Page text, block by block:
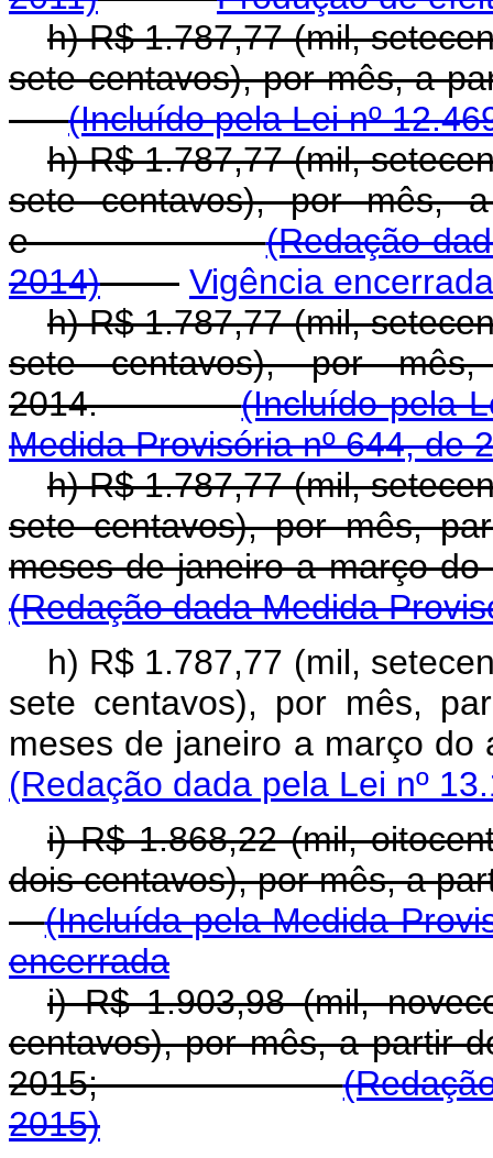
h) R$ 1.787,77 (mil,
sete centavos), por mês,
(Incluído pela Lei nº
h) R$ 1.787,77 (mil,
sete centavos), por mês,
e(Redação
2014)
Vigência encerrada
h) R$ 1.787,77 (mil,
sete centavos), por
2014.(Incluído pela
Medida Provisória nº 644, de
h) R$ 1.787,77 (mil,
sete centavos), por mês,
meses de janeiro a
(Redação dada Medida
h) R$ 1.787,77 (mil,
sete centavos), por mês,
meses de janeiro a
(Redação dada pela Lei nº
i) R$ 1.868,22 (mil,
dois centavos), por mês, a
(Incluída pela Medida
encerrada
i) R$ 1.903,98 (mil,
centavos), por mês, a partir
2015;
2015)